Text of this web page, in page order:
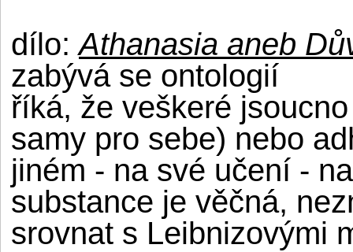
dílo:Athanasia aneb
zabývá se ontologií
říká, že veškeré
samy pro sebe) nebo
jiném - na své učení -
substance je věčná,
srovnat s Leibnizovými